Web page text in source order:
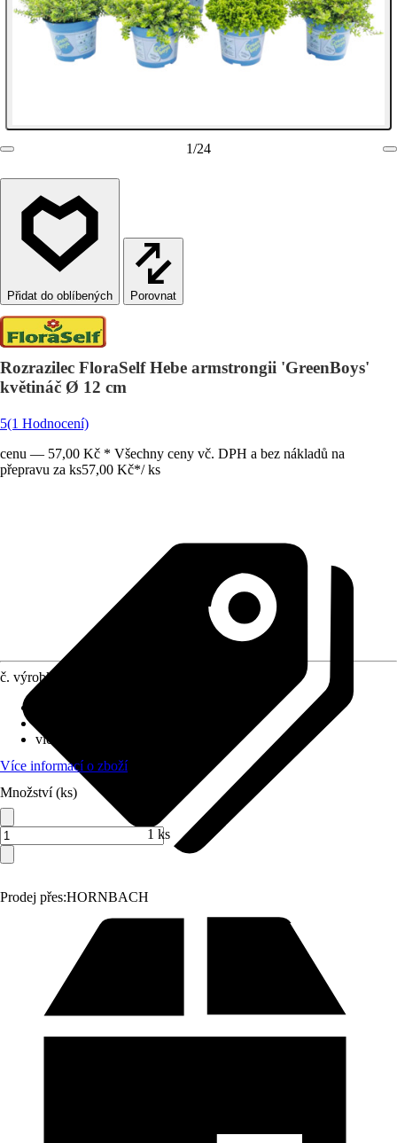
1/24
Porovnat
Rozrazilec FloraSelf Hebe armstrongii 'GreenBoys'
květináč Ø 12 cm
5(1 Hodnocení)
cenu — 57,00 Kč * Všechny ceny vč. DPH a bez nákladů na
přepravu za ks57,00 Kč*/ ks
Prodej přes:HORNBACH
č. výrobku
víceleté
Více informací o zboží
Množství (ks)
1 ks